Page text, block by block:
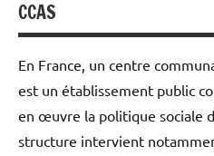
CCAS
En France, un centre
est un établissement public
en œuvre la politique sociale
structure intervient